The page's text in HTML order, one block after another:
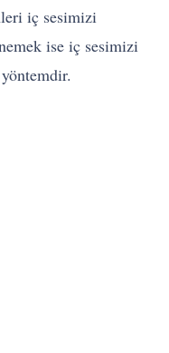
iç sesimizi
ise iç sesimizi